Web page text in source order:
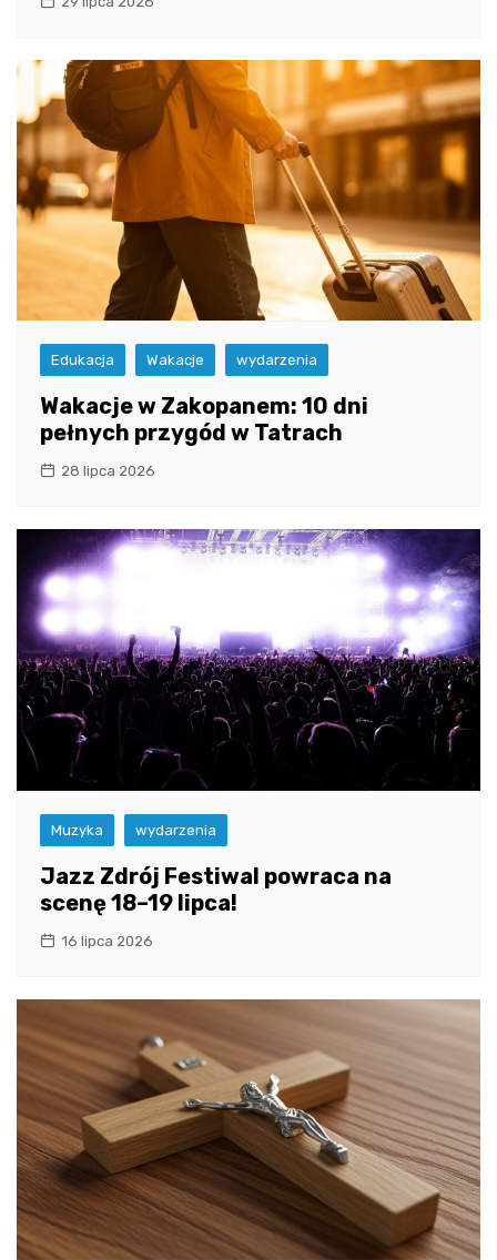
Edukacja Wakacje wydarzenia
Wakacje w Zakopanem: 10 dni
pełnych przygód w Tatrach
28 lipca 2026
Muzyka wydarzenia
Jazz Zdrój Festiwal powraca na
scenę 18–19 lipca!
16 lipca 2026